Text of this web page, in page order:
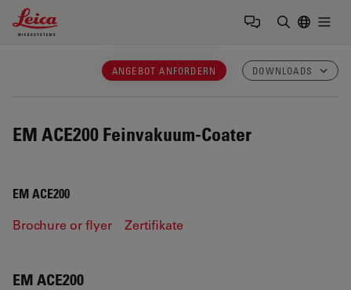
Leica Microsystems Logo
ANGEBOT ANFORDERN DOWNLOADS
EM ACE200 Feinvakuum-Coater
EM ACE200
Brochure or flyer Zertifikate
EM ACE200